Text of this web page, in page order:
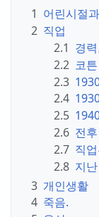
1 어린시절
2 직업
2.1 경
2.2 코
2.3
2.4
2.5
2.6 전
2.7 직
2.8 지
3 개인생활
4 죽음.